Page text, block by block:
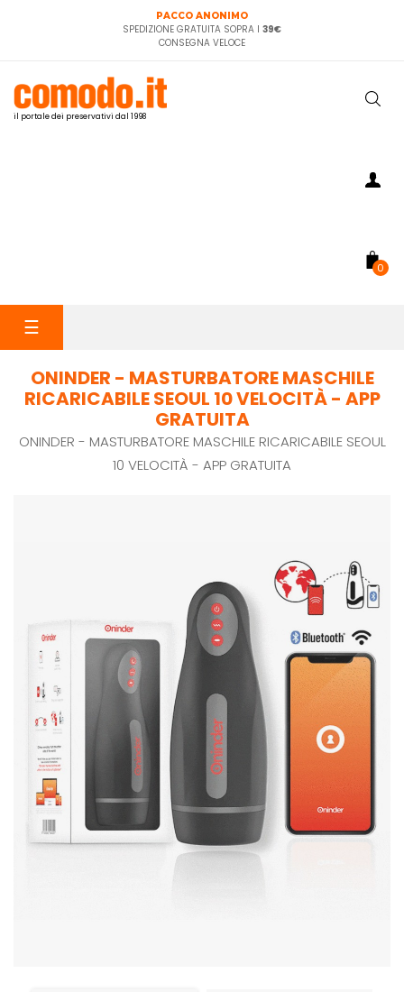
PACCO ANONIMO
SPEDIZIONE GRATUITA SOPRA I 39€
CONSEGNA VELOCE
il portale dei preservativi dal 1998
0
navigazione
☰
ONINDER - MASTURBATORE MASCHILE
RICARICABILE SEOUL 10 VELOCITÀ - APP
GRATUITA
ONINDER - MASTURBATORE MASCHILE RICARICABILE SEOUL
10 VELOCITÀ - APP GRATUITA